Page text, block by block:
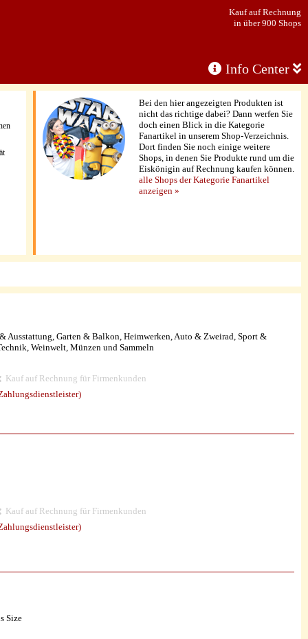
Info Center
Kauf auf Rechnung
in über 900 Shops
Bei den hier angezeigten Produkten ist
nicht das richtige dabei? Dann werfen Sie
doch einen Blick in die Kategorie
Fanartikel in unserem Shop-Verzeichnis.
Dort finden Sie noch einige weitere
Shops, in denen Sie Produkte rund um die
Eiskönigin auf Rechnung kaufen können.
alle Shops der Kategorie Fanartikel
anzeigen »
Garten & Balkon, Heimwerken, Auto & Zweirad, Sport &
Weinwelt, Münzen und Sammeln
Kauf auf Rechnung für Firmenkunden
Kauf auf Rechnung für Firmenkunden
Size